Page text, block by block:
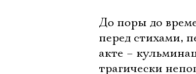
До поры до
перед стихами,
акте –
трагически